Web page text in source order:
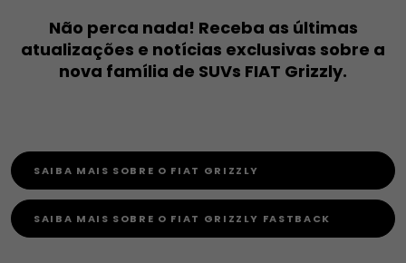
Não perca nada! Receba as últimas
atualizações e notícias exclusivas sobre a
nova família de SUVs FIAT Grizzly.
SAIBA MAIS SOBRE O FIAT GRIZZLY
SAIBA MAIS SOBRE O FIAT GRIZZLY FASTBACK